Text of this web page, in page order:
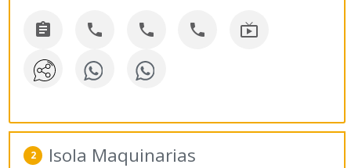
    
2 Isola Maquinarias